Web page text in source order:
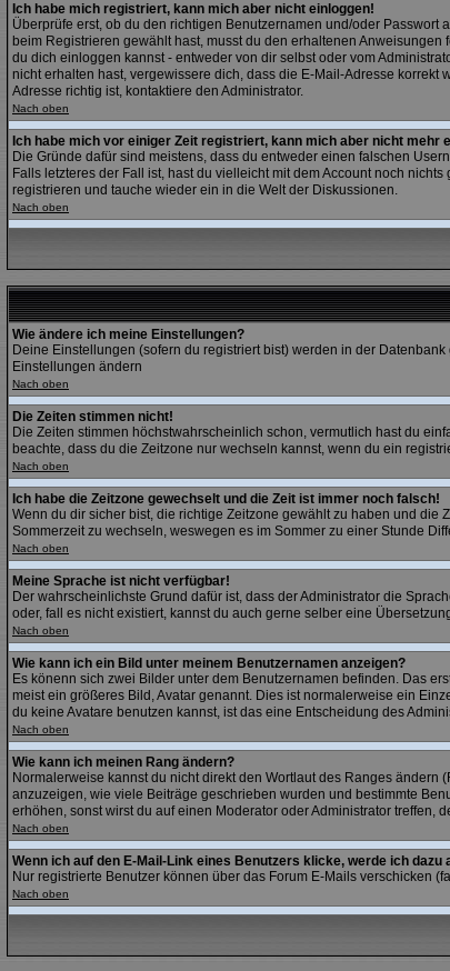
Ich habe mich registriert, kann mich aber nicht einloggen!
Überprüfe erst, ob du den richtigen Benutzernamen und/oder Passwort
beim Registrieren gewählt hast, musst du den erhaltenen
du dich einloggen kannst - entweder von dir selbst oder vom
nicht erhalten hast, vergewissere dich, dass die E-Mail-Adresse korrekt
Adresse richtig ist, kontaktiere den Administrator.
Nach oben
Ich habe mich vor einiger Zeit registriert, kann mich aber nicht mehr
Die Gründe dafür sind meistens, dass du entweder einen falschen
Falls letzteres der Fall ist, hast du vielleicht mit dem Account noch
registrieren und tauche wieder ein in die Welt der Diskussionen.
Nach oben
Wie ändere ich meine Einstellungen?
Deine Einstellungen (sofern du registriert bist) werden in der
Einstellungen ändern
Nach oben
Die Zeiten stimmen nicht!
Die Zeiten stimmen höchstwahrscheinlich schon, vermutlich hast du
beachte, dass du die Zeitzone nur wechseln kannst, wenn du ein
Nach oben
Ich habe die Zeitzone gewechselt und die Zeit ist immer noch falsch!
Wenn du dir sicher bist, die richtige Zeitzone gewählt zu haben und die
Sommerzeit zu wechseln, weswegen es im Sommer zu einer Stunde
Nach oben
Meine Sprache ist nicht verfügbar!
Der wahrscheinlichste Grund dafür ist, dass der Administrator die
oder, fall es nicht existiert, kannst du auch gerne selber eine
Nach oben
Wie kann ich ein Bild unter meinem Benutzernamen anzeigen?
Es könenn sich zwei Bilder unter dem Benutzernamen befinden. Das
meist ein größeres Bild, Avatar genannt. Dies ist normalerweise ein
du keine Avatare benutzen kannst, ist das eine Entscheidung des
Nach oben
Wie kann ich meinen Rang ändern?
Normalerweise kannst du nicht direkt den Wortlaut des Ranges
anzuzeigen, wie viele Beiträge geschrieben wurden und bestimmte
erhöhen, sonst wirst du auf einen Moderator oder Administrator treffen,
Nach oben
Wenn ich auf den E-Mail-Link eines Benutzers klicke, werde ich
Nur registrierte Benutzer können über das Forum E-Mails verschicken
Nach oben